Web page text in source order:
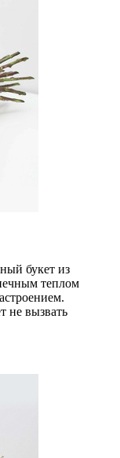
букет из
теплом
не вызвать